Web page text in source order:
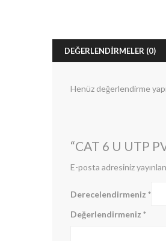
DEĞERLENDIRMELER (0)
Henüz değerlendirme
“CAT 6 U UTP
E-posta adresiniz
Derecelendirmeniz *
Değerlendirmeniz *